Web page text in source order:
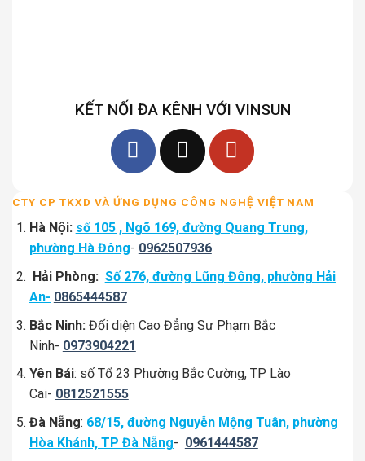
KẾT NỐI ĐA KÊNH VỚI VINSUN
CTY CP TKXD VÀ ỨNG DỤNG CÔNG NGHỆ VIỆT NAM
Hà Nội: số 105 , Ngõ 169, đường Quang Trung,
phường Hà Đông- 0962507936
Hải Phòng: Số 276, đường Lũng Đông, phường Hải
An- 0865444587
Bắc Ninh: Đối diện Cao Đẳng Sư Phạm Bắc
Ninh- 0973904221
Yên Bái: số Tổ 23 Phường Bắc Cường, TP Lào
Cai- 0812521555
Đà Nẵng: 68/15, đường Nguyễn Mộng Tuân, phường
Hòa Khánh, TP Đà Nẵng- 0961444587